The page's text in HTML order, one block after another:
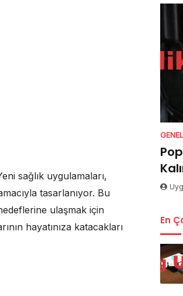
sağlık uygulamaları,
tasarlanıyor. Bu
ulaşmak için
hayatınıza katacakları
GENEL
En